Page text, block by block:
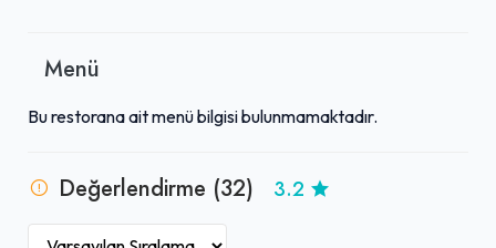
isteyenlerin tercihi olan bu mekan, lezzeti ve hizmetiyle
Menü
Bu restorana ait menü bilgisi bulunmamaktadır.
Değerlendirme (32) 3.2